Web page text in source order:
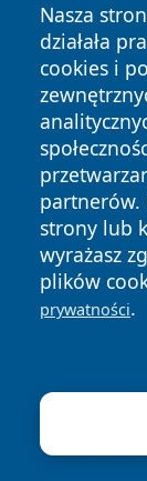
Nasza
działała
cookies i
partnerów.
strony lub
wyrażasz
plików
prywatności.
Copyright ©
zastrzeżone.
News